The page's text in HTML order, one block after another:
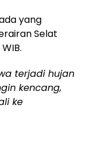
yang
Selat
terjadi hujan
kencang,
ke